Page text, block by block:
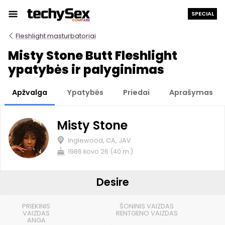
turinio
SPECIAL
Fleshlight masturbatoriai
Misty Stone Butt Fleshlight
ypatybės ir palyginimas
Apžvalga Ypatybės Priedai Aprašymas
PRIEKINIS
VAIZDAS
ANGA
ŠONINIS VAIZDAS
RENTGENO VAIZDAS
Misty Stone
Inglewood, CA, JAV
1986 kovo 26 (40 m.)
Desire